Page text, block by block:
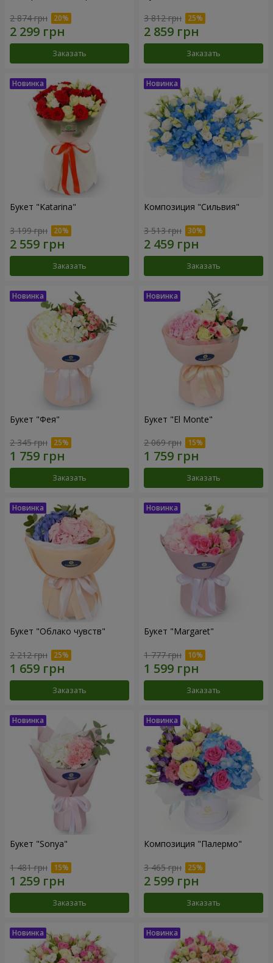
2 874 грн
Заказать
3 812 грн
Заказать
Букет "Katarina"
3 199 грн
Заказать
Композиция "Сильвия"
3 513 грн
Заказать
Букет "Фея"
2 345 грн
Заказать
Букет "El Monte"
2 069 грн
Заказать
Букет "Облако чувств"
2 212 грн
Заказать
Букет "Margaret"
1 777 грн
Заказать
Букет "Sonya"
1 481 грн
Заказать
Композиция "Палермо"
3 465 грн
Заказать